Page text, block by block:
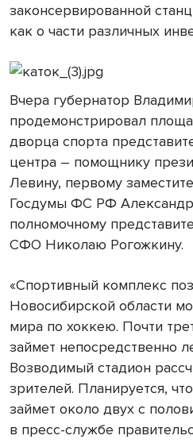
законсервированной
как о части различных
Вчера губернатор
продемонстрировал
дворца спорта
центра – помощнику
Левину, первому
Госдумы ФС РФ
полномочному
СФО Николаю Рогожкину.
«Спортивный комплекс
Новосибирской области
мира по хоккею. Почти
займет непосредственно
Возводимый стадион
зрителей. Планируется,
займет около двух с
в пресс-службе